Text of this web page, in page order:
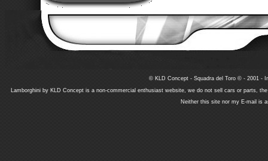
© KLD Concept - Squadra del Toro © - 2001 -
Lamborghini by KLD Concept is a non-commercial enthusiast website, we do not sell cars or parts,
Neither this site nor my E-mail is